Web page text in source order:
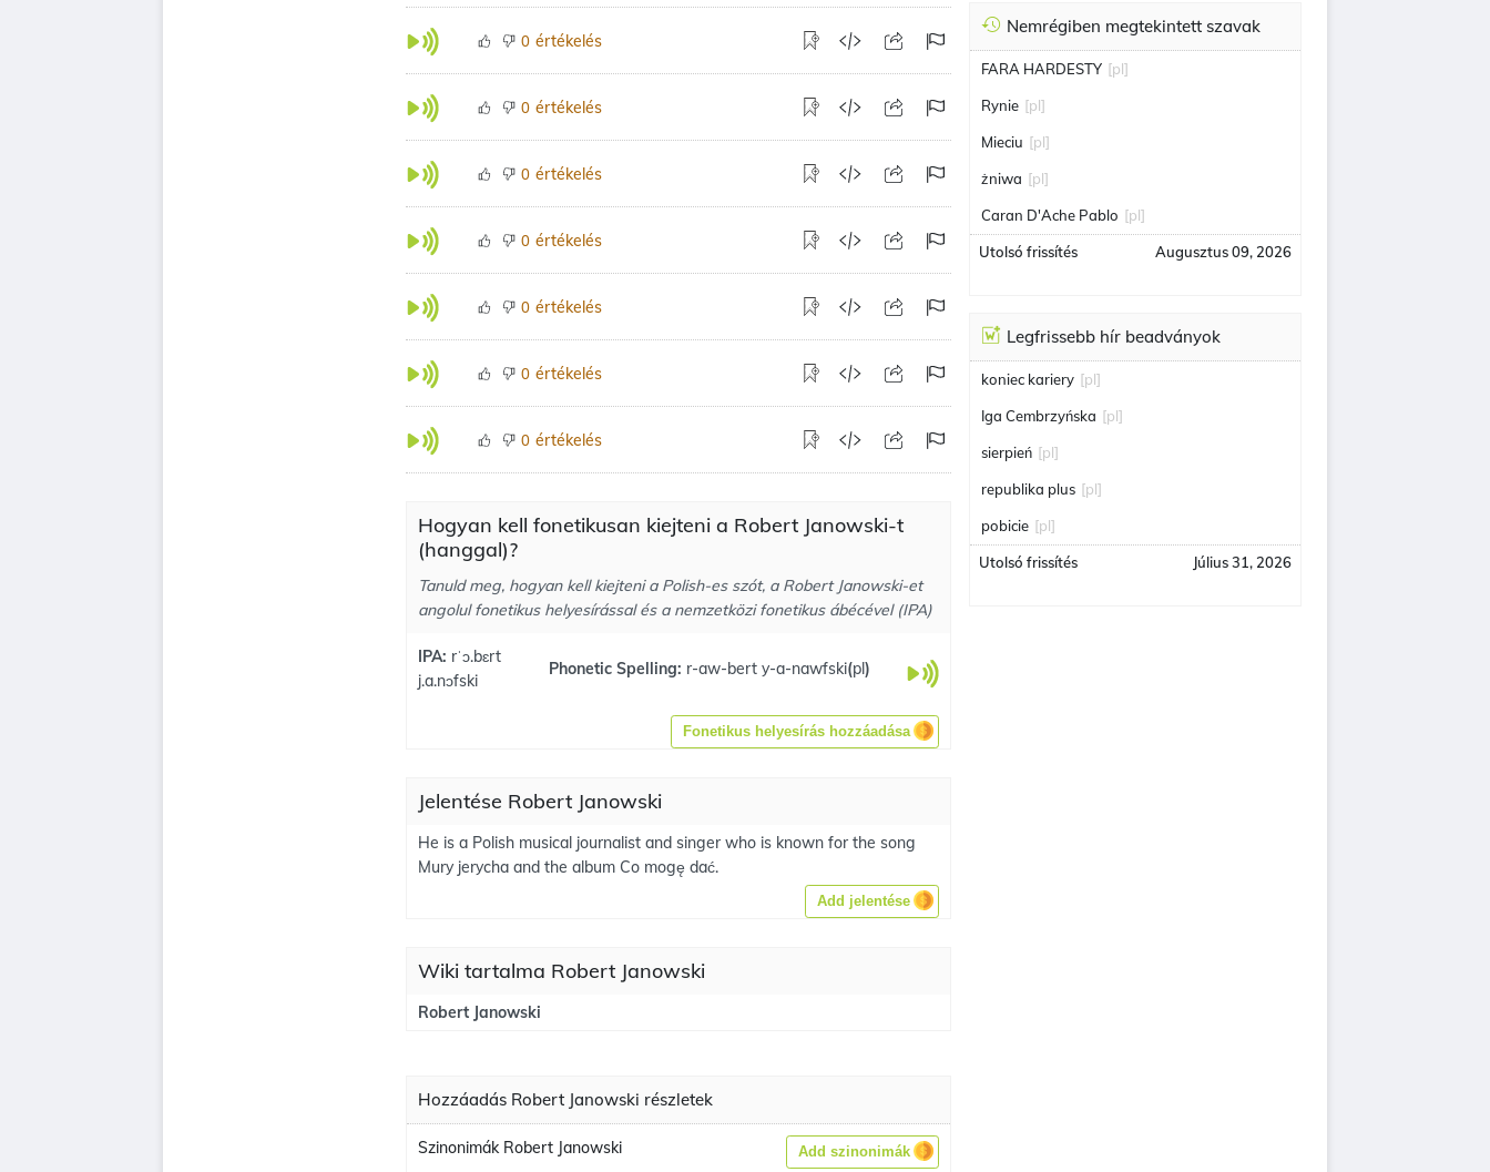
0 értékelés
0 értékelés
0 értékelés
0 értékelés
0 értékelés
0 értékelés
0 értékelés
Hogyan kell fonetikusan kiejteni a Robert Janowski-t
(hanggal)?
Tanuld meg, hogyan kell kiejteni a Polish-es szót, a Robert Janowski-et
angolul fonetikus helyesírással és a nemzetközi fonetikus ábécével (IPA)
IPA: rˈɔ.bɛrt
j.a.nɔfski
Phonetic Spelling: r-aw-bert y-a-nawfski(pl)
Fonetikus helyesírás hozzáadása
Jelentése Robert Janowski
He is a Polish musical journalist and singer who is known for the song
Mury jerycha and the album Co mogę dać.
Add jelentése
Wiki tartalma Robert Janowski
Robert Janowski
Hozzáadás Robert Janowski részletek
Szinonimák Robert Janowski Add szinonimák
Nemrégiben megtekintett szavak
FARA HARDESTY [pl]
Rynie [pl]
Mieciu [pl]
żniwa [pl]
Caran D'Ache Pablo [pl]
Utolsó frissítés Augusztus 09, 2026
Legfrissebb hír beadványok
koniec kariery [pl]
Iga Cembrzyńska [pl]
sierpień [pl]
republika plus [pl]
pobicie [pl]
Utolsó frissítés Július 31, 2026